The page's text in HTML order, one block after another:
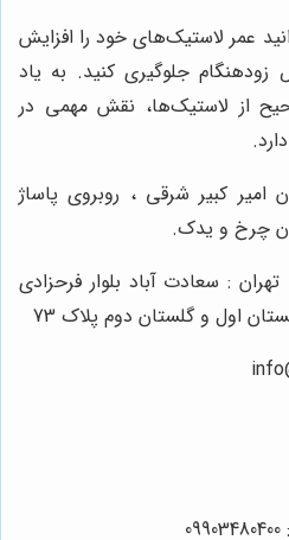
عمر لاستیک‌های خود را افزایش
جلوگیری کنید. به یاد
از لاستیک‌ها، نقش مهمی در
امیر کبیر شرقی ، روبروی پاساژ
: سعادت آباد بلوار فرحزادی
اول و گلستان دوم پلاک 73